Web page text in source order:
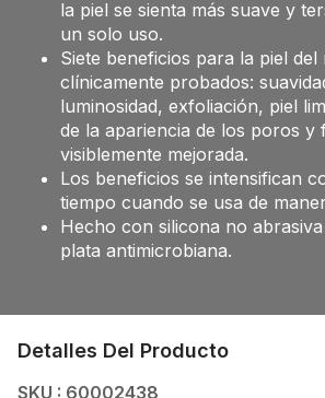
la piel se sienta más suave y
un solo uso.
Siete beneficios para la piel del
clínicamente probados:
luminosidad, exfoliación, piel
de la apariencia de los poros y
visiblemente mejorada.
Los beneficios se intensifican
tiempo cuando se usa de
Hecho con silicona no
plata antimicrobiana.
Detalles Del Producto
SKU : 60002438